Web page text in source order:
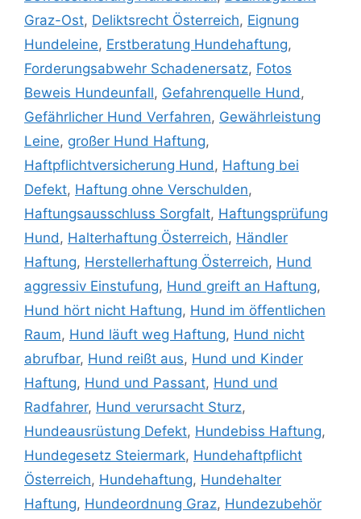
Graz-Ost, Deliktsrecht Österreich, Eignung
Hundeleine, Erstberatung Hundehaftung,
Forderungsabwehr Schadenersatz, Fotos
Beweis Hundeunfall, Gefahrenquelle Hund,
Gefährlicher Hund Verfahren, Gewährleistung
Leine, großer Hund Haftung,
Haftpflichtversicherung Hund, Haftung bei
Defekt, Haftung ohne Verschulden,
Haftungsausschluss Sorgfalt, Haftungsprüfung
Hund, Halterhaftung Österreich, Händler
Haftung, Herstellerhaftung Österreich, Hund
aggressiv Einstufung, Hund greift an Haftung,
Hund hört nicht Haftung, Hund im öffentlichen
Raum, Hund läuft weg Haftung, Hund nicht
abrufbar, Hund reißt aus, Hund und Kinder
Haftung, Hund und Passant, Hund und
Radfahrer, Hund verursacht Sturz,
Hundeausrüstung Defekt, Hundebiss Haftung,
Hundegesetz Steiermark, Hundehaftpflicht
Österreich, Hundehaftung, Hundehalter
Haftung, Hundeordnung Graz, Hundezubehör